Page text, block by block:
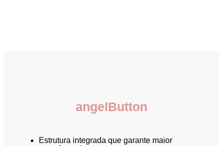
angelButton
Estrutura integrada que garante maior